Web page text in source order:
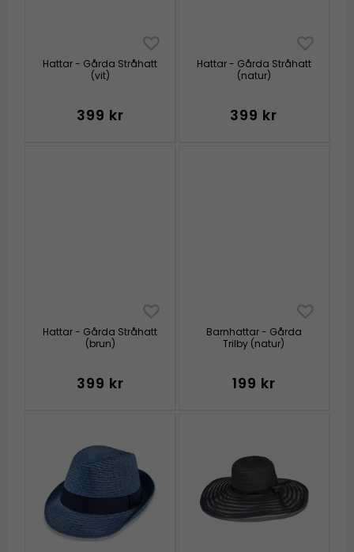
Hattar - Gårda Stråhatt
(vit)
399 kr
Hattar - Gårda Stråhatt
(natur)
399 kr
Hattar - Gårda Stråhatt
(brun)
399 kr
Barnhattar - Gårda
Trilby (natur)
199 kr